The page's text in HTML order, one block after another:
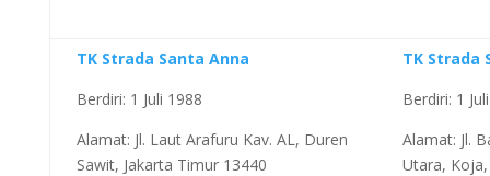
TK Strada Santa Anna
Berdiri: 1 Juli 1988
Alamat: Jl. Laut Arafuru Kav. AL, Duren
Sawit, Jakarta Timur 13440
TK Strada
Berdiri: 1
Alamat: Jl.
Utara,